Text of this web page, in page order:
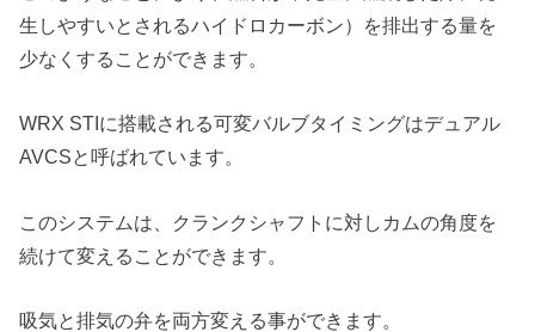
生しやすいとされるハイドロカーボン）を排出する量を
少なくすることができます。
WRX STIに搭載される可変バルブタイミングはデュアル
AVCSと呼ばれています。
このシステムは、クランクシャフトに対しカムの角度を
続けて変えることができます。
吸気と排気の弁を両方変える事ができます。